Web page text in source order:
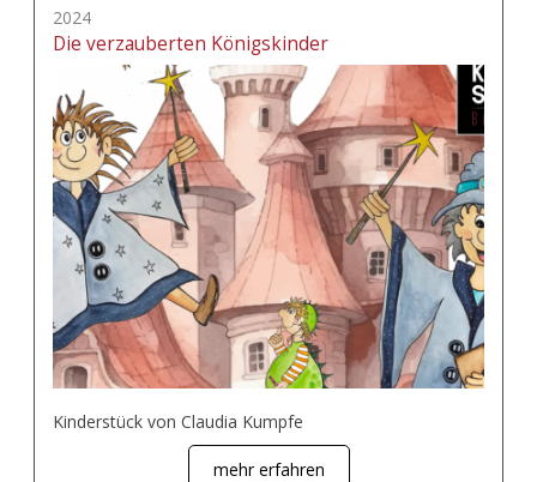
2024
Die verzauberten Königskinder
Kinderstück von Claudia Kumpfe
mehr erfahren